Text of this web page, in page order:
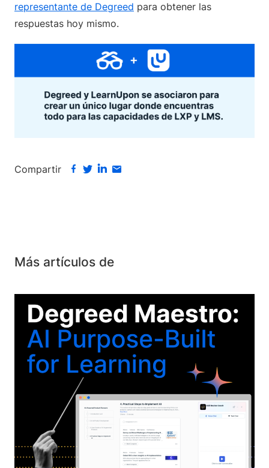
representante de Degreed para obtener las
respuestas hoy mismo.
Compartir
Más artículos de